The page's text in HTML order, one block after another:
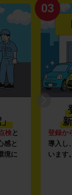
検と
感と
境に
03
登録か
導入し
います